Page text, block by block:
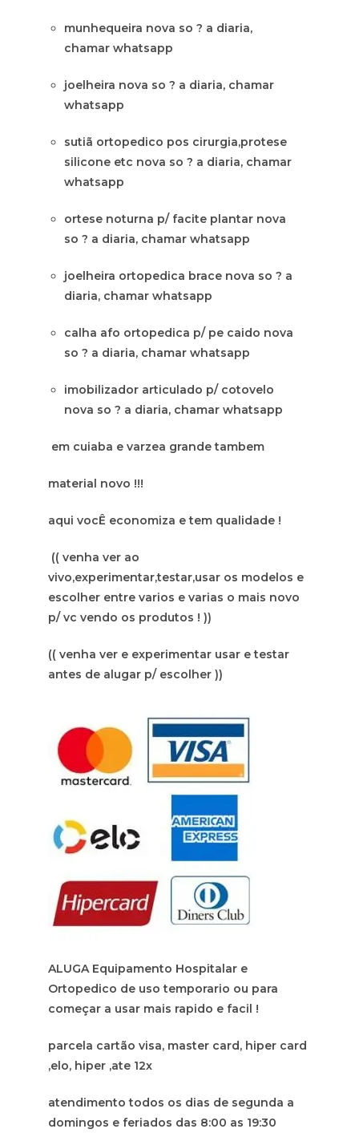
munhequeira nova so ? a diaria,
chamar whatsapp
joelheira nova so ? a diaria, chamar
whatsapp
sutiã ortopedico pos cirurgia,protese
silicone etc nova so ? a diaria, chamar
whatsapp
ortese noturna p/ facite plantar nova
so ? a diaria, chamar whatsapp
joelheira ortopedica brace nova so ? a
diaria, chamar whatsapp
calha afo ortopedica p/ pe caido nova
so ? a diaria, chamar whatsapp
imobilizador articulado p/ cotovelo
nova so ? a diaria, chamar whatsapp
em cuiaba e varzea grande tambem
material novo !!!
aqui vocÊ economiza e tem qualidade !
(( venha ver ao
vivo,experimentar,testar,usar os modelos e
escolher entre varios e varias o mais novo
p/ vc vendo os produtos ! ))
(( venha ver e experimentar usar e testar
antes de alugar p/ escolher ))
ALUGA Equipamento Hospitalar e
Ortopedico de uso temporario ou para
começar a usar mais rapido e facil !
parcela cartão visa, master card, hiper card
,elo, hiper ,ate 12x
atendimento todos os dias de segunda a
domingos e feriados das 8:00 as 19:30